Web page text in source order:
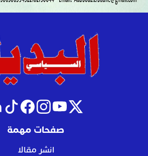
صفحات مهمة
انشر مقالا